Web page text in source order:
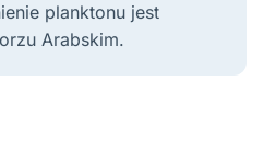
planktonu jest
Arabskim.